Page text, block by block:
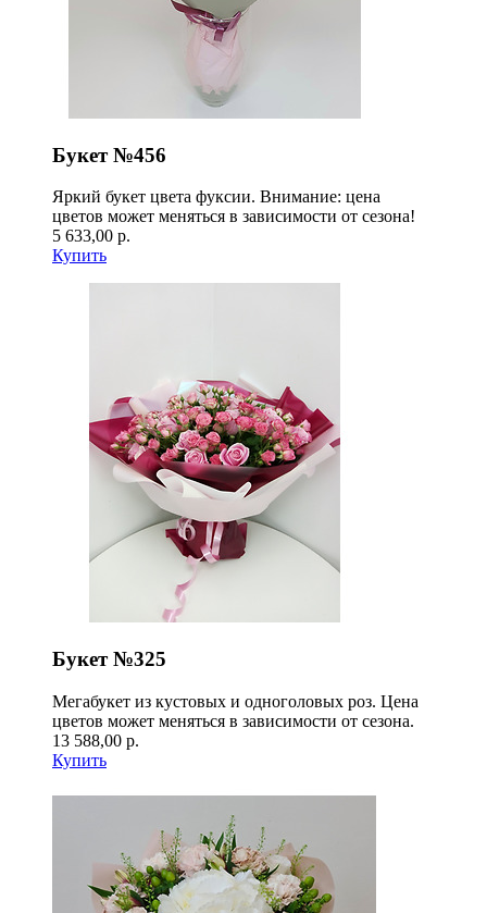
Букет №456
Яркий букет цвета фуксии. Внимание: цена
цветов может меняться в зависимости от сезона!
5 633,00 р.
Купить
Букет №325
Мегабукет из кустовых и одноголовых роз. Цена
цветов может меняться в зависимости от сезона.
13 588,00 р.
Купить